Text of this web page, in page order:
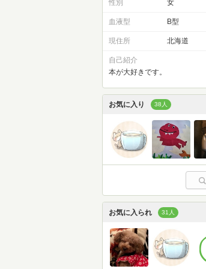
性別 女
血液型 B型
現住所 北海道
自己紹介
本が大好きです。
お気に入り 38人
お気に入られ 31人